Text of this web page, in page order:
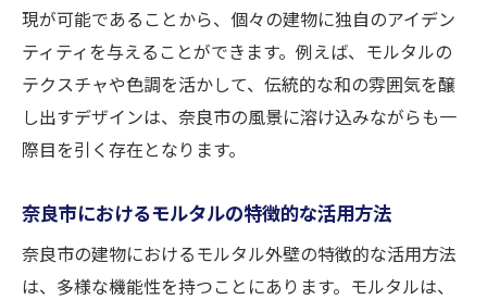
現が可能であることから、個々の建物に独自のアイデン
ティティを与えることができます。例えば、モルタルの
テクスチャや色調を活かして、伝統的な和の雰囲気を醸
し出すデザインは、奈良市の風景に溶け込みながらも一
際目を引く存在となります。
奈良市におけるモルタルの特徴的な活用方法
奈良市の建物におけるモルタル外壁の特徴的な活用方法
は、多様な機能性を持つことにあります。モルタルは、